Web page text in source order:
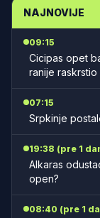
NAJNOVIJE
09:15
Cicipas opet
ranije raskrstio
07:15
Srpkinje
19:38 (pre 1
Alkaras
open?
08:40 (pre 1